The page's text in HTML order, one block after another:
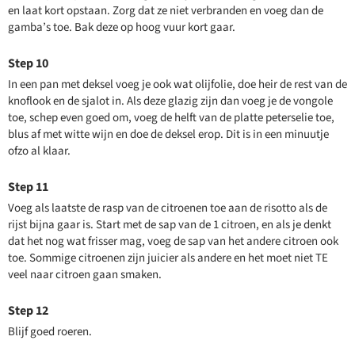
en laat kort opstaan. Zorg dat ze niet verbranden en voeg dan de
gamba’s toe. Bak deze op hoog vuur kort gaar.
In een pan met deksel voeg je ook wat olijfolie, doe heir de rest van de
knoflook en de sjalot in. Als deze glazig zijn dan voeg je de vongole
toe, schep even goed om, voeg de helft van de platte peterselie toe,
blus af met witte wijn en doe de deksel erop. Dit is in een minuutje
ofzo al klaar.
Voeg als laatste de rasp van de citroenen toe aan de risotto als de
rijst bijna gaar is. Start met de sap van de 1 citroen, en als je denkt
dat het nog wat frisser mag, voeg de sap van het andere citroen ook
toe. Sommige citroenen zijn juicier als andere en het moet niet TE
veel naar citroen gaan smaken.
Blijf goed roeren.